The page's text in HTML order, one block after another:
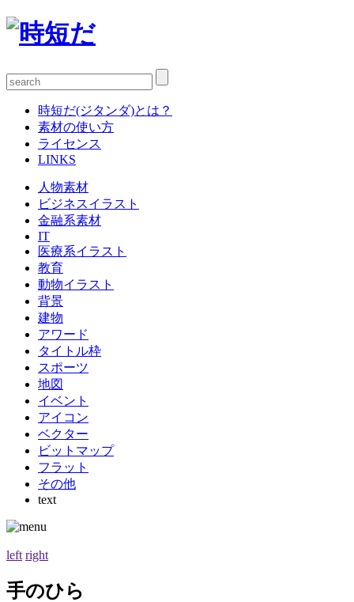
時短だ(ジタンダ)とは？
素材の使い方
ライセンス
LINKS
人物素材
ビジネスイラスト
金融系素材
IT
医療系イラスト
教育
動物イラスト
背景
建物
アワード
タイトル枠
スポーツ
地図
イベント
アイコン
ベクター
ビットマップ
フラット
その他
text
left right
手のひら